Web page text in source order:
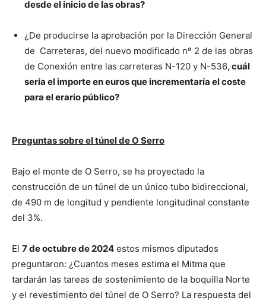
desde el inicio de las obras?
¿De producirse la aprobación por la Dirección General
de Carreteras, del nuevo modificado nº 2 de las obras
de Conexión entre las carreteras N-120 y N-536, cuál
sería el importe en euros que incrementaría el coste
para el erario público?
Preguntas sobre el túnel de O Serro
Bajo el monte de O Serro, se ha proyectado la
construcción de un túnel de un único tubo bidireccional,
de 490 m de longitud y pendiente longitudinal constante
del 3%.
El 7 de octubre de 2024 estos mismos diputados
preguntaron: ¿Cuantos meses estima el Mitma que
tardarán las tareas de sostenimiento de la boquilla Norte
y el revestimiento del túnel de O Serro? La respuesta del